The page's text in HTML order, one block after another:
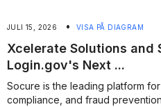
JULI 15, 2026 • VISA PÅ DIAGRAM
Xcelerate Solutions and
Login.gov's Next ...
Socure is the leading platform
compliance, and fraud